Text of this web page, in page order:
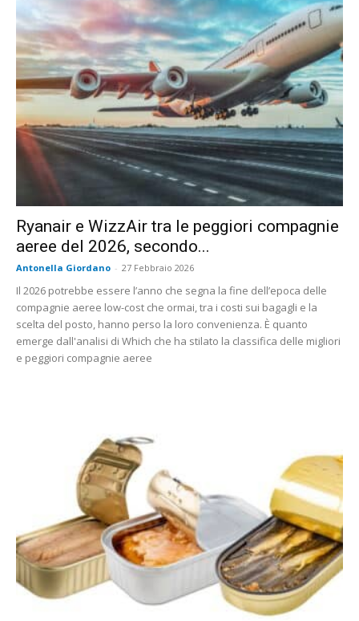
Ryanair e WizzAir tra le peggiori compagnie
aeree del 2026, secondo...
Antonella Giordano - 27 Febbraio 2026
Il 2026 potrebbe essere l’anno che segna la fine dell’epoca delle
compagnie aeree low-cost che ormai, tra i costi sui bagagli e la
scelta del posto, hanno perso la loro convenienza. È quanto
emerge dall'analisi di Which che ha stilato la classifica delle migliori
e peggiori compagnie aeree